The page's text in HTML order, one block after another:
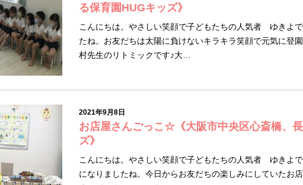
る保育園HUGキッズ》
こんにちは。やさしい笑顔で子どもたちの人気者 ゆきよ
たね。お友だちは太陽に負けないキラキラ笑顔で元気に登
村先生のリトミックです♪大…
2021年9月8日
お店屋さんごっこ☆《大阪市中央区心斎橋、
ズ》
こんにちは。やさしい笑顔で子どもたちの人気者 ゆきよ
になりましたね。今日からお友だちの楽しみにしていたお